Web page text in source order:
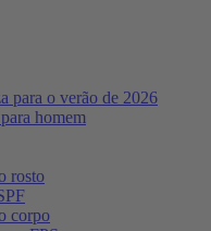
para o verão de 2026
homem
rosto
corpo